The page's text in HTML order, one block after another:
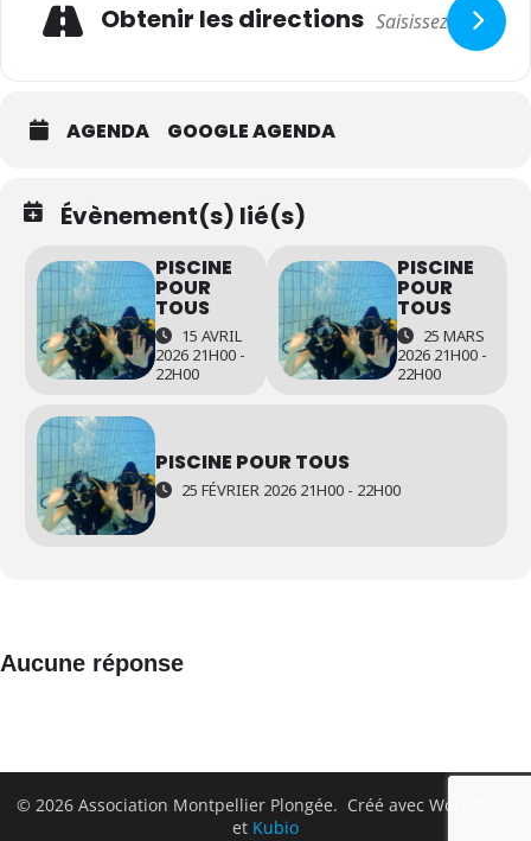
Obtenir les directions
AGENDA GOOGLE AGENDA
Évènement(s) lié(s)
PISCINE
POUR
TOUS
15 AVRIL
2026 21H00 -
22H00
PISCINE
POUR
TOUS
25 MARS
2026 21H00 -
22H00
PISCINE POUR TOUS
25 FÉVRIER 2026 21H00 - 22H00
Aucune réponse
© 2026 Association Montpellier Plongée. Créé avec WordPress
et Kubio